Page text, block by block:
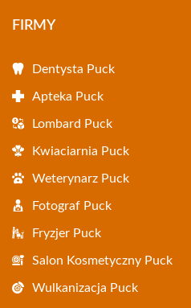
FIRMY
Dentysta Puck
Apteka Puck
Lombard Puck
Kwiaciarnia Puck
Weterynarz Puck
Fotograf Puck
Fryzjer Puck
Salon Kosmetyczny Puck
Wulkanizacja Puck